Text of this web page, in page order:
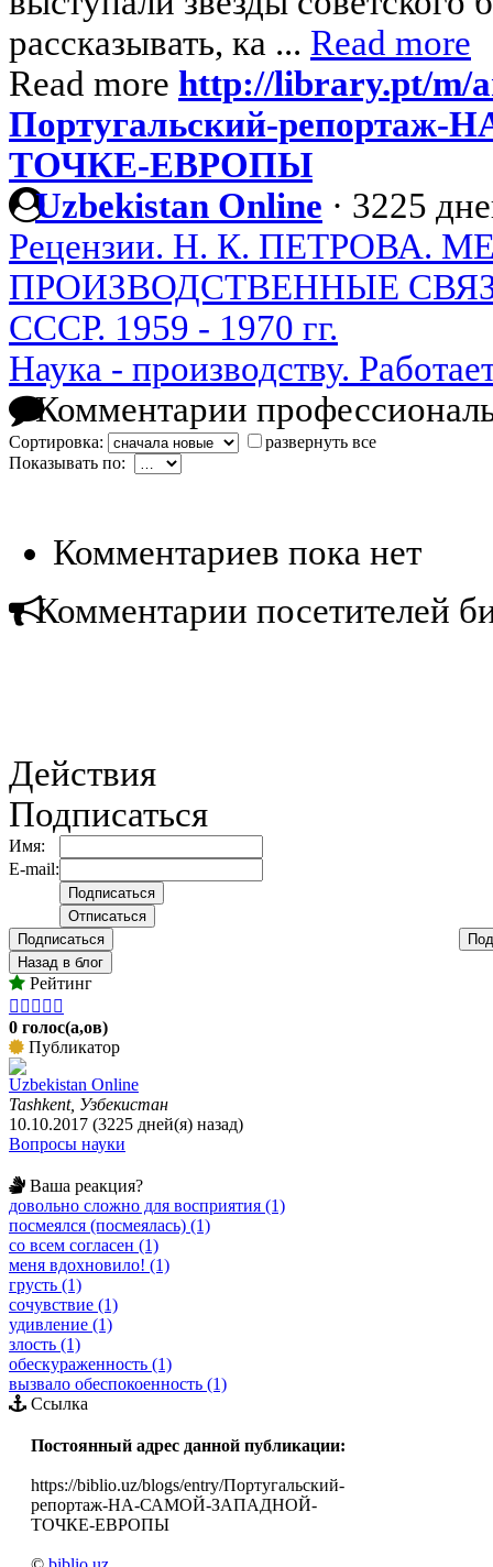
рассказывать, ка ... Read more
Read more http://library.pt/m/
Португальский-
ТОЧКЕ-ЕВРОПЫ
Uzbekistan Online · 3225
Рецензии. Н. К. ПЕТРОВА.
ПРОИЗВОДСТВЕННЫЕ
СССР. 1959 - 1970 гг.
Наука - производству.
Комментарии
Сортировка:
развернуть все
Показывать по:
Комментариев пока нет
Комментарии посетителей
Действия
Подписаться
Имя:
E-mail:
Подписаться
Назад в блог
Рейтинг
    
0 голос(а,ов)
Публикатор
Uzbekistan Online
Tashkent, Узбекистан
10.10.2017 (3225 дней(я) назад)
Вопросы науки
Ваша реакция?
довольно сложно для восприятия (1)
посмеялся (посмеялась) (1)
со всем согласен (1)
меня вдохновило! (1)
грусть (1)
сочувствие (1)
удивление (1)
злость (1)
обескураженность (1)
вызвало обеспокоенность (1)
Ссылка
Постоянный адрес данной публикации:
https://biblio.uz/blogs/entry/Португальский-
репортаж-НА-САМОЙ-ЗАПАДНОЙ-
ТОЧКЕ-ЕВРОПЫ